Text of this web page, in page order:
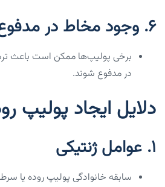
6. وجود مخاط در
برخی پولیپ‌ها ممکن است باعث
در مدفوع شوند.
دلایل ایجاد پولیپ
1. عوامل ژنتیکی
سابقه خانوادگی پولیپ روده یا